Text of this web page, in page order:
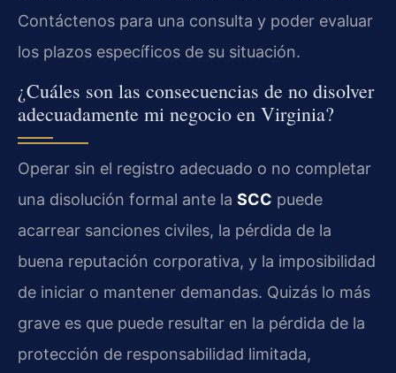
Contáctenos para una consulta y poder evaluar
los plazos específicos de su situación.
¿Cuáles son las consecuencias de no disolver
adecuadamente mi negocio en Virginia?
Operar sin el registro adecuado o no completar
una disolución formal ante la SCC puede
acarrear sanciones civiles, la pérdida de la
buena reputación corporativa, y la imposibilidad
de iniciar o mantener demandas. Quizás lo más
grave es que puede resultar en la pérdida de la
protección de responsabilidad limitada,